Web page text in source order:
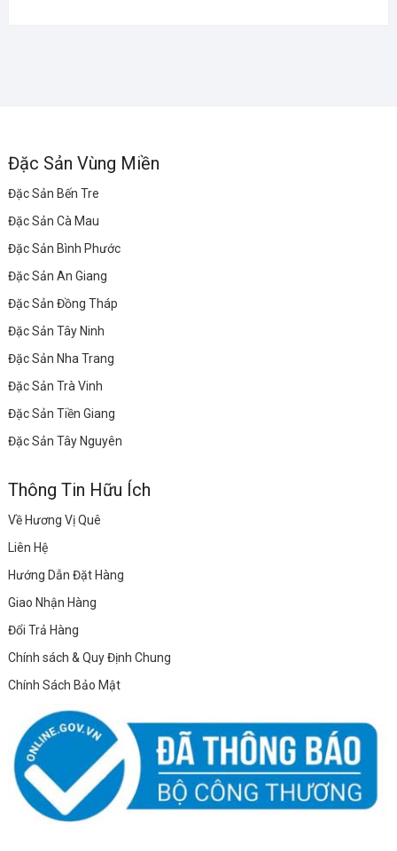
Đặc Sản Vùng Miền
Đặc Sản Bến Tre
Đặc Sản Cà Mau
Đặc Sản Bình Phước
Đặc Sản An Giang
Đặc Sản Đồng Tháp
Đặc Sản Tây Ninh
Đặc Sản Nha Trang
Đặc Sản Trà Vinh
Đặc Sản Tiền Giang
Đặc Sản Tây Nguyên
Thông Tin Hữu Ích
Về Hương Vị Quê
Liên Hệ
Hướng Dẫn Đặt Hàng
Giao Nhận Hàng
Đổi Trả Hàng
Chính sách & Quy Định Chung
Chính Sách Bảo Mật